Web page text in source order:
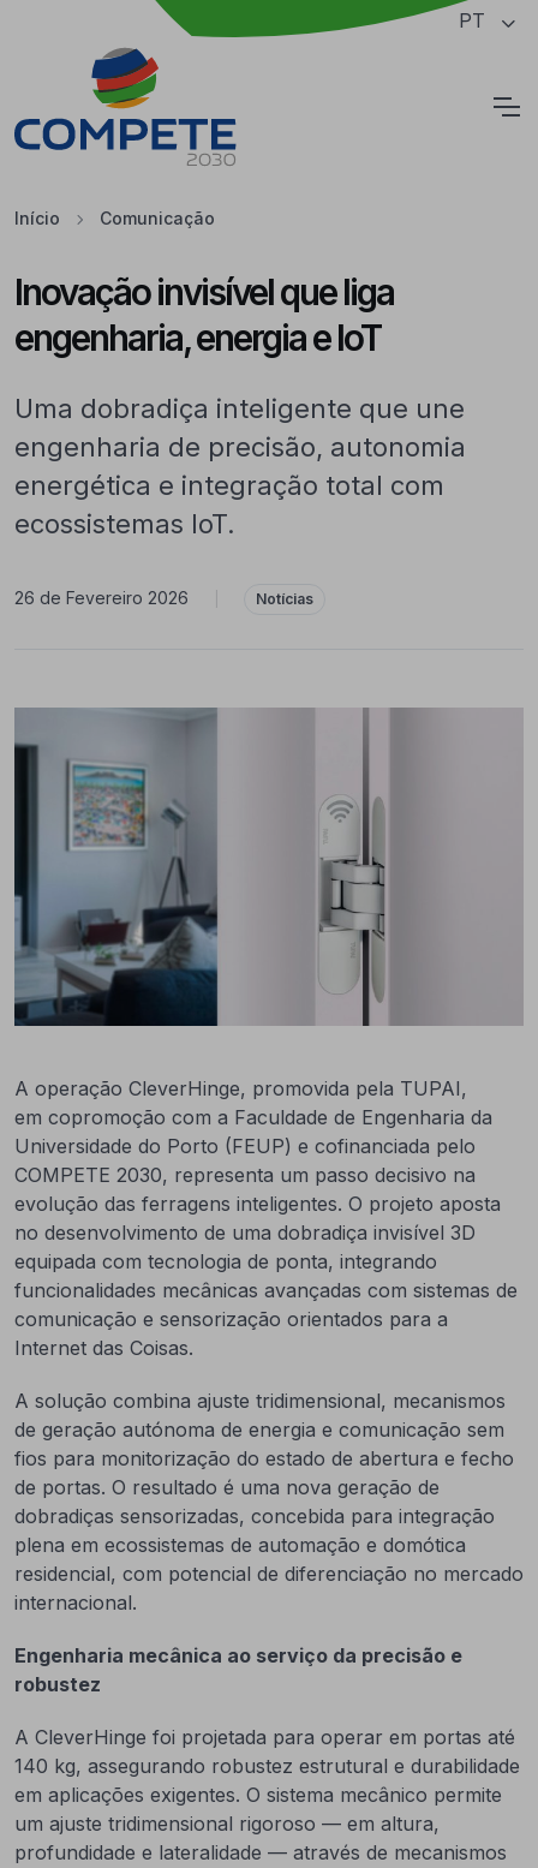
Saltar para o conteúdo principal da página PT
Início Comunicação
Inovação invisível que liga
engenharia, energia e IoT
Uma dobradiça inteligente que une
engenharia de precisão, autonomia
energética e integração total com
ecossistemas IoT.
26 de Fevereiro 2026 Notícias
A operação CleverHinge, promovida pela TUPAI,
em copromoção com a Faculdade de Engenharia da
Universidade do Porto (FEUP) e cofinanciada pelo
COMPETE 2030, representa um passo decisivo na
evolução das ferragens inteligentes. O projeto aposta
no desenvolvimento de uma dobradiça invisível 3D
equipada com tecnologia de ponta, integrando
funcionalidades mecânicas avançadas com sistemas de
comunicação e sensorização orientados para a
Internet das Coisas.
A solução combina ajuste tridimensional, mecanismos
de geração autónoma de energia e comunicação sem
fios para monitorização do estado de abertura e fecho
de portas. O resultado é uma nova geração de
dobradiças sensorizadas, concebida para integração
plena em ecossistemas de automação e domótica
residencial, com potencial de diferenciação no mercado
internacional.
Engenharia mecânica ao serviço da precisão e
robustez
A CleverHinge foi projetada para operar em portas até
140 kg, assegurando robustez estrutural e durabilidade
em aplicações exigentes. O sistema mecânico permite
um ajuste tridimensional rigoroso — em altura,
profundidade e lateralidade — através de mecanismos